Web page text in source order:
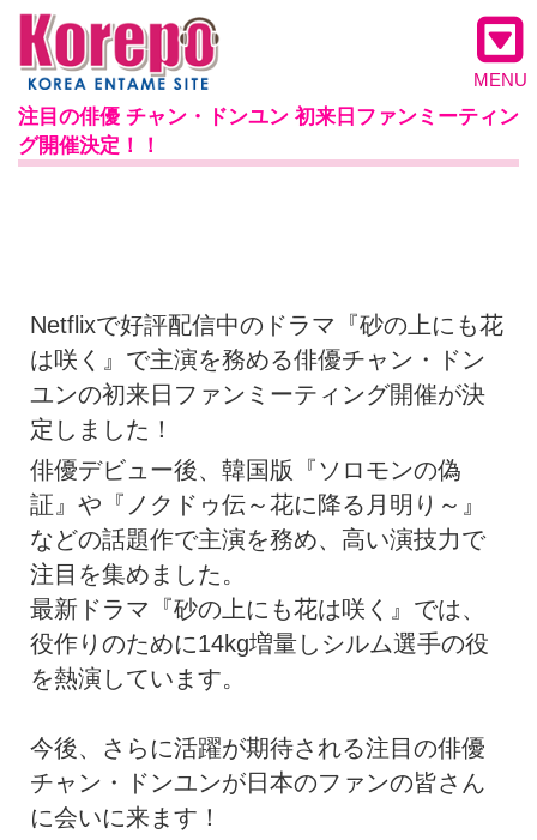
MENU
注目の俳優 チャン・ドンユン 初来日ファンミーティン
グ開催決定！！
Netflixで好評配信中のドラマ『砂の上にも花
は咲く』で主演を務める俳優チャン・ドン
ユンの初来日ファンミーティング開催が決
定しました！
俳優デビュー後、韓国版『ソロモンの偽
証』や『ノクドゥ伝～花に降る月明り～』
などの話題作で主演を務め、高い演技力で
注目を集めました。
最新ドラマ『砂の上にも花は咲く』では、
役作りのために14kg増量しシルム選手の役
を熱演しています。
今後、さらに活躍が期待される注目の俳優
チャン・ドンユンが日本のファンの皆さん
に会いに来ます！